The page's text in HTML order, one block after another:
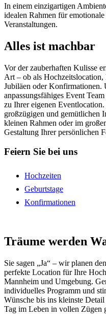
In einem einzigartigen
idealen Rahmen für
Veranstaltungen.
Alles ist machbar
Vor der zauberhaften Kulisse
Art – ob als
Jubiläen oder Konfirmationen.
anpassungsfähiges Event
zu Ihrer eigenen
großzügigen und gemütlichen
kleinen Rahmen oder im
Gestaltung Ihrer persönlichen
Feiern Sie bei uns
Hochzeiten
Geburtstage
Konfirmationen
Träume werden
Sie sagen „Ja“ – wir planen
perfekte Location für Ihre
Mannheim und Umgebung.
individuelles Programm und
Wünsche bis ins kleinste
Tag im Leben in vollen Zügen